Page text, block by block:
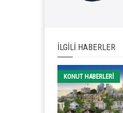
İLGILI HABERLER
KONUT HABERLERI